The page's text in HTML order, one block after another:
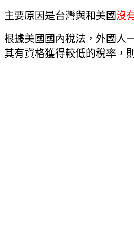
主要原因是台灣與和美國沒
根據美國國內稅法，外國人
其有資格獲得較低的稅率，